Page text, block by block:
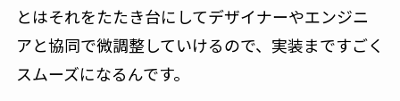
とはそれをたたき台にしてデザイナーやエンジニ
アと協同で微調整していけるので、実装まですごく
スムーズになるんです。